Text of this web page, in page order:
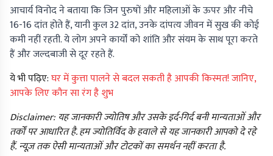
आचार्य विनोद ने बताया कि जिन पुरुषों और महिलाओं के ऊपर और नीचे
16-16 दांत होते हैं, यानी कुल 32 दांत, उनके दांपत्य जीवन में सुख की कोई
कमी नहीं रहती. ये लोग अपने कार्यों को शांति और संयम के साथ पूरा करते
हैं और जल्दबाजी से दूर रहते हैं.
ये भी पढ़िए:घर में कुत्ता पालने से बदल सकती है आपकी किस्मत! जानिए,
आपके लिए कौन सा रंग है शुभ
Disclaimer: यह जानकारी ज्योतिष और उसके इर्द-गिर्द बनी मान्यताओं और
तर्कों पर आधारित है. हम ज्योतिर्विद के हवाले से यह जानकारी आपको दे रहे
हैं. न्यूज़ तक ऐसी मान्यताओं और टोटकों का समर्थन नहीं करता है.